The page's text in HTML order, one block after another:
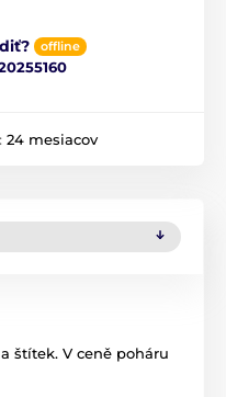
offline
24 mesiacov
štítek. V ceně poháru